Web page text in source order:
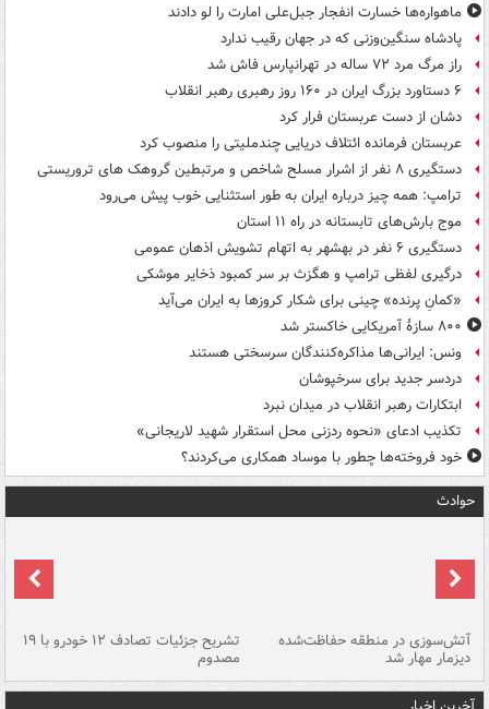
ماهواره‌ها خسارت انفجار جبل‌علی امارت را لو دادند
پادشاه سنگین‌وزنی که در جهان رقیب ندارد
راز مرگ مرد ۷۲ ساله در تهرانپارس فاش شد
۶ دستاورد بزرگ ایران در ۱۶۰ روز رهبری رهبر انقلاب
دشان از دست عربستان فرار کرد
عربستان فرمانده ائتلاف دریایی چندملیتی را منصوب کرد
دستگیری ۸ نفر از اشرار مسلح شاخص و مرتبطین گروهک های تروریستی
ترامپ: همه چیز درباره ایران به طور استثنایی خوب پیش می‌رود
موج بارش‌های تابستانه در راه ۱۱ استان
دستگیری ۶ نفر در بهشهر به اتهام تشویش اذهان عمومی
درگیری لفظی ترامپ و هگزث بر سر کمبود ذخایر موشکی
«کمانِ پرنده» چینی برای شکار کروزها به ایران می‌آید
۸۰۰ سازۀ آمریکایی خاکستر شد
ونس: ایرانی‌ها مذاکره‌کنندگان سرسختی هستند
دردسر جدید برای سرخپوشان
ابتکارات رهبر انقلاب در میدان نبرد
تکذیب ادعای «نحوه ردزنی محل استقرار شهید لاریجانی»
خود فروخته‌ها چطور با موساد همکاری می‌کردند؟
حوادث
آتش‌سوزی در منطقه حفاظت‌شده
دیزمار مهار شد
تشریح جزئیات تصادف ۱۲ خودرو با ۱۹
مصدوم